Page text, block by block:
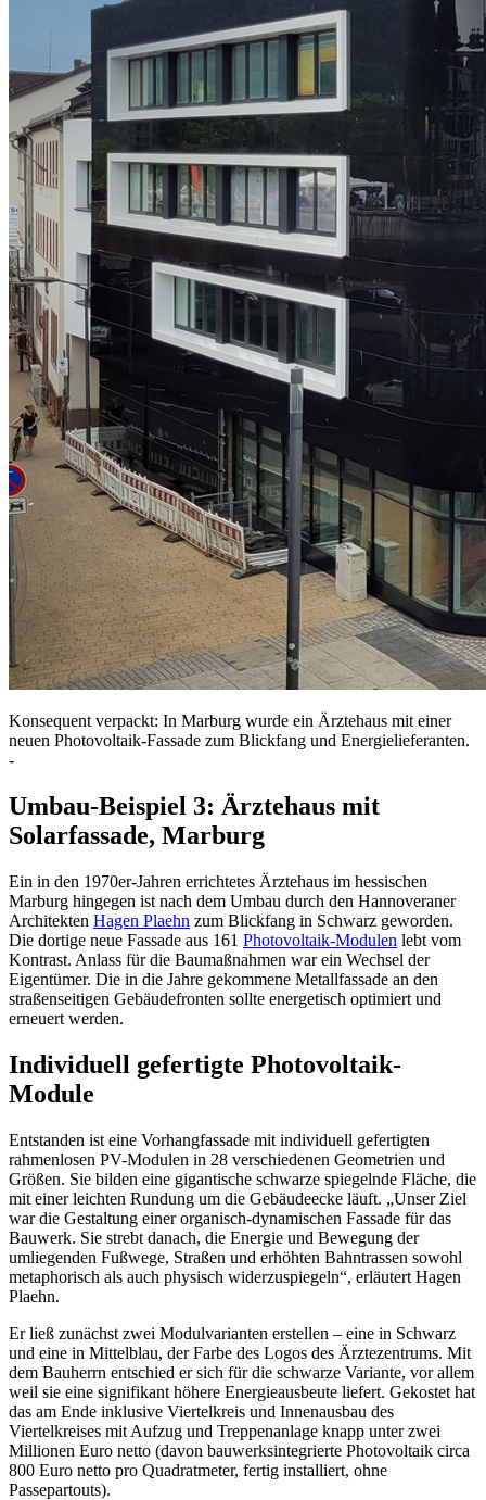
Konsequent verpackt: In Marburg wurde ein Ärztehaus mit einer
neuen Photovoltaik-Fassade zum Blickfang und Energielieferanten.
-
Umbau-Beispiel 3: Ärztehaus mit
Solarfassade, Marburg
Ein in den 1970er-Jahren errichtetes Ärztehaus im hessischen
Marburg hingegen ist nach dem Umbau durch den Hannoveraner
Architekten Hagen Plaehn zum Blickfang in Schwarz geworden.
Die dortige neue Fassade aus 161 Photovoltaik-Modulen lebt vom
Kontrast. Anlass für die Baumaßnahmen war ein Wechsel der
Eigentümer. Die in die Jahre gekommene Metallfassade an den
straßenseitigen Gebäudefronten sollte energetisch optimiert und
erneuert werden.
Individuell gefertigte Photovoltaik-
Module
Entstanden ist eine Vorhangfassade mit individuell gefertigten
rahmenlosen PV-Modulen in 28 verschiedenen Geometrien und
Größen. Sie bilden eine gigantische schwarze spiegelnde Fläche, die
mit einer leichten Rundung um die Gebäudeecke läuft. „Unser Ziel
war die Gestaltung einer organisch-dynamischen Fassade für das
Bauwerk. Sie strebt danach, die Energie und Bewegung der
umliegenden Fußwege, Straßen und erhöhten Bahntrassen sowohl
metaphorisch als auch physisch widerzuspiegeln“, erläutert Hagen
Plaehn.
Er ließ zunächst zwei Modulvarianten erstellen – eine in Schwarz
und eine in Mittelblau, der Farbe des Logos des Ärztezentrums. Mit
dem Bauherrn entschied er sich für die schwarze Variante, vor allem
weil sie eine signifikant höhere Energieausbeute liefert. Gekostet hat
das am Ende inklusive Viertelkreis und Innenausbau des
Viertelkreises mit Aufzug und Treppenanlage knapp unter zwei
Millionen Euro netto (davon bauwerksintegrierte Photovoltaik circa
800 Euro netto pro Quadratmeter, fertig installiert, ohne
Passepartouts).